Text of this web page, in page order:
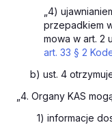
„4)
przepadkiem
mowa w art. 2
art. 33 § 2
b) ust. 4
„4. Organy KAS
1) informacje